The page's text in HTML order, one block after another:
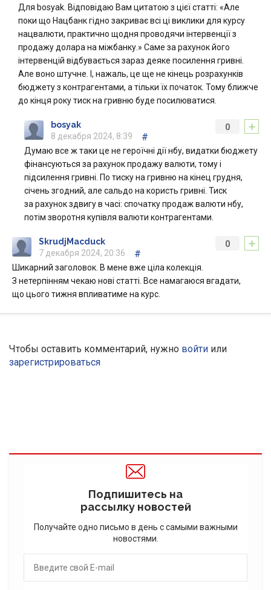
Для bosyak. Відповідаю Вам цитатою з цієї статті: «Але
поки що Нацбанк гідно закриває всі ці виклики для курсу
нацвалюти, практично щодня проводячи інтервенції з
продажу долара на міжбанку.» Саме за рахунок його
інтервенцій відбувається зараз деяке посилення гривні.
Але воно штучне. І, нажаль, це ще не кінець розрахунків
бюджету з контрагентами, а тільки їх початок. Тому ближче
до кінця року тиск на гривню буде посилюватися.
+
0
bosyak
8 декабря 2024, 8:39
#
Думаю все ж таки це не героїчні дії нбу, видатки бюджету
фінансуються за рахунок продажу валюти, тому і
підсилення гривні. По тиску на гривню на кінец грудня,
січень згодний, але сальдо на користь гривні. Тиск
за рахунок здвигу в часі: спочатку продаж валюти нбу,
потім зворотня купівля валюти контрагентами.
+
0
SkrudjMacduck
7 декабря 2024, 20:36
#
Шикарний заголовок. В мене вже ціла колекція.
З нетерпінням чекаю нові статті. Все намагаюся вгадати,
що цього тижня впливатиме на курс.
Чтобы оставить комментарий, нужно войти или
зарегистрироваться
Подпишитесь на
рассылку новостей
Получайте одно письмо в день с самыми важными
новостями.